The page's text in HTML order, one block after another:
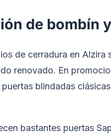
de bombín
de cerradura en Alzira
renovado. En
puertas blindadas
bastantes puertas